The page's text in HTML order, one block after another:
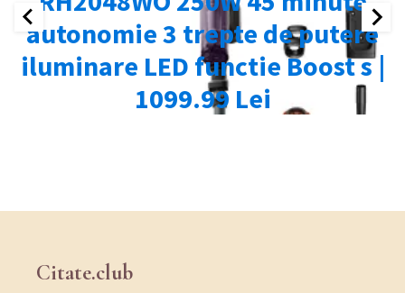
Citate.club